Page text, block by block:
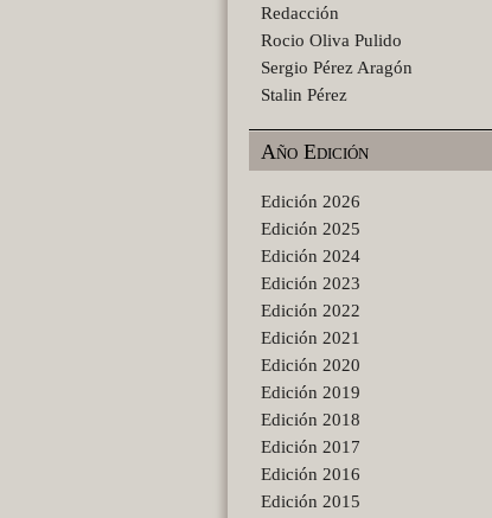
Redacción
Rocio Oliva Pulido
Sergio Pérez Aragón
Stalin Pérez
Año Edición
Edición 2026
Edición 2025
Edición 2024
Edición 2023
Edición 2022
Edición 2021
Edición 2020
Edición 2019
Edición 2018
Edición 2017
Edición 2016
Edición 2015